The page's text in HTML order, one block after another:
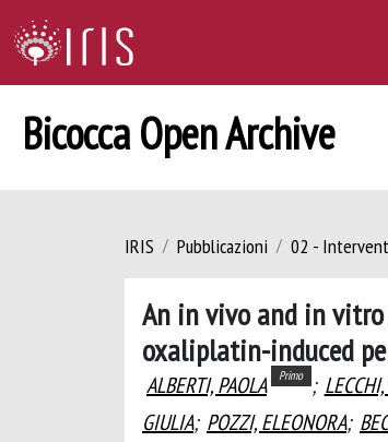
Bicocca Open Archive
IRIS Pubblicazioni 02 -
An in vivo and in
oxaliplatin-induced
ALBERTI, PAOLA Primo ;
GIULIA; POZZI, ELEONORA;